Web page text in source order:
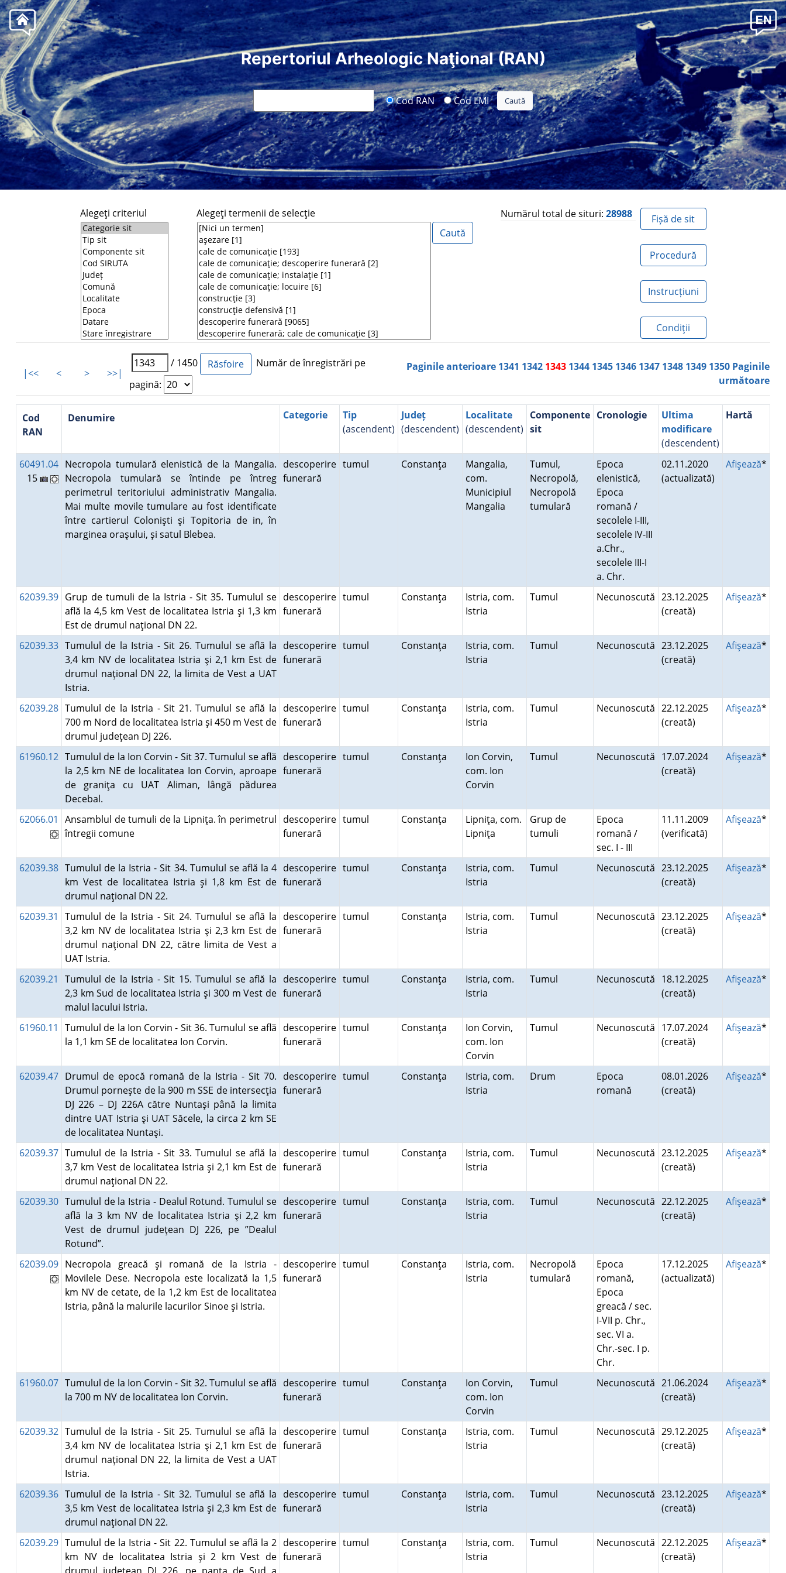
Repertoriul Arheologic Naţional (RAN)
Cod RAN Cod LMI
Alegeţi criteriul Alegeţi termenii de selecţie Numărul total de situri: 28988 Fișă de sit
Procedură
Instrucțiuni
Condiţii
|<< < > >>|
/ 1450
Număr de înregistrări pe
pagină:
Paginile anterioare 1341 1342 1343 1344 1345 1346 1347 1348 1349 1350 Paginile
următoare
Cod
RAN
Denumire Categorie
Tip
(ascendent)
Județ
(descendent)
Localitate
(descendent)
Componente
sit
Cronologie
Ultima
modificare
(descendent)
Hartă
60491.04
15
Necropola tumulară elenistică de la Mangalia.
Necropola tumulară se întinde pe întreg
perimetrul teritoriului administrativ Mangalia.
Mai multe movile tumulare au fost identificate
între cartierul Colonişti şi Topitoria de in, în
marginea oraşului, şi satul Blebea.
descoperire
funerară
tumul Constanţa
Mangalia,
com.
Municipiul
Mangalia
Tumul,
Necropolă,
Necropolă
tumulară
Epoca
elenistică,
Epoca
romană /
secolele I-III,
secolele IV-III
a.Chr.,
secolele III-I
a. Chr.
02.11.2020
(actualizată)
Afişează*
62039.39 Grup de tumuli de la Istria - Sit 35. Tumulul se
află la 4,5 km Vest de localitatea Istria şi 1,3 km
Est de drumul naţional DN 22.
descoperire
funerară
tumul Constanţa
Istria, com.
Istria
Tumul Necunoscută 23.12.2025
(creată)
Afişează*
62039.33 Tumulul de la Istria - Sit 26. Tumulul se află la
3,4 km NV de localitatea Istria şi 2,1 km Est de
drumul naţional DN 22, la limita de Vest a UAT
Istria.
descoperire
funerară
tumul Constanţa
Istria, com.
Istria
Tumul Necunoscută 23.12.2025
(creată)
Afişează*
62039.28 Tumulul de la Istria - Sit 21. Tumulul se află la
700 m Nord de localitatea Istria şi 450 m Vest de
drumul judeţean DJ 226.
descoperire
funerară
tumul Constanţa
Istria, com.
Istria
Tumul Necunoscută 22.12.2025
(creată)
Afişează*
61960.12 Tumulul de la Ion Corvin - Sit 37. Tumulul se află
la 2,5 km NE de localitatea Ion Corvin, aproape
de graniţa cu UAT Aliman, lângă pădurea
Decebal.
descoperire
funerară
tumul Constanţa
Ion Corvin,
com. Ion
Corvin
Tumul Necunoscută 17.07.2024
(creată)
Afişează*
62066.01
Ansamblul de tumuli de la Lipniţa. în perimetrul
întregii comune
descoperire
funerară
tumul Constanţa
Lipniţa, com.
Lipniţa
Grup de
tumuli
Epoca
romană /
sec. I - III
11.11.2009
(verificată)
Afişează*
62039.38 Tumulul de la Istria - Sit 34. Tumulul se află la 4
km Vest de localitatea Istria şi 1,8 km Est de
drumul naţional DN 22.
descoperire
funerară
tumul Constanţa
Istria, com.
Istria
Tumul Necunoscută 23.12.2025
(creată)
Afişează*
62039.31
Tumulul de la Istria - Sit 24. Tumulul se află la
3,2 km NV de localitatea Istria şi 2,3 km Est de
drumul naţional DN 22, către limita de Vest a
UAT Istria.
descoperire
funerară
tumul Constanţa
Istria, com.
Istria
Tumul Necunoscută 23.12.2025
(creată)
Afişează*
62039.21
Tumulul de la Istria - Sit 15. Tumulul se află la
2,3 km Sud de localitatea Istria şi 300 m Vest de
malul lacului Istria.
descoperire
funerară
tumul Constanţa
Istria, com.
Istria
Tumul Necunoscută 18.12.2025
(creată)
Afişează*
61960.11
Tumulul de la Ion Corvin - Sit 36. Tumulul se află
la 1,1 km SE de localitatea Ion Corvin.
descoperire
funerară
tumul Constanţa
Ion Corvin,
com. Ion
Corvin
Tumul Necunoscută 17.07.2024
(creată)
Afişează*
62039.47 Drumul de epocă romană de la Istria - Sit 70.
Drumul porneşte de la 900 m SSE de intersecţia
DJ 226 – DJ 226A către Nuntaşi până la limita
dintre UAT Istria şi UAT Săcele, la circa 2 km SE
de localitatea Nuntaşi.
descoperire
funerară
tumul Constanţa
Istria, com.
Istria
Drum
Epoca
romană
08.01.2026
(creată)
Afişează*
62039.37 Tumulul de la Istria - Sit 33. Tumulul se află la
3,7 km Vest de localitatea Istria şi 2,1 km Est de
drumul naţional DN 22.
descoperire
funerară
tumul Constanţa
Istria, com.
Istria
Tumul Necunoscută 23.12.2025
(creată)
Afişează*
62039.30 Tumulul de la Istria - Dealul Rotund. Tumulul se
află la 3 km NV de localitatea Istria şi 2,2 km
Vest de drumul judeţean DJ 226, pe ”Dealul
Rotund”.
descoperire
funerară
tumul Constanţa
Istria, com.
Istria
Tumul Necunoscută 22.12.2025
(creată)
Afişează*
62039.09 Necropola greacă şi romană de la Istria -
Movilele Dese. Necropola este localizată la 1,5
km NV de cetate, de la 1,2 km Est de localitatea
Istria, până la malurile lacurilor Sinoe şi Istria.
descoperire
funerară
tumul Constanţa
Istria, com.
Istria
Necropolă
tumulară
Epoca
romană,
Epoca
greacă / sec.
I-VII p. Chr.,
sec. VI a.
Chr.-sec. I p.
Chr.
17.12.2025
(actualizată)
Afişează*
61960.07 Tumulul de la Ion Corvin - Sit 32. Tumulul se află
la 700 m NV de localitatea Ion Corvin.
descoperire
funerară
tumul Constanţa
Ion Corvin,
com. Ion
Corvin
Tumul Necunoscută 21.06.2024
(creată)
Afişează*
62039.32 Tumulul de la Istria - Sit 25. Tumulul se află la
3,4 km NV de localitatea Istria şi 2,1 km Est de
drumul naţional DN 22, la limita de Vest a UAT
Istria.
descoperire
funerară
tumul Constanţa
Istria, com.
Istria
Tumul Necunoscută 29.12.2025
(creată)
Afişează*
62039.36 Tumulul de la Istria - Sit 32. Tumulul se află la
3,5 km Vest de localitatea Istria şi 2,3 km Est de
drumul naţional DN 22.
descoperire
funerară
tumul Constanţa
Istria, com.
Istria
Tumul Necunoscută 23.12.2025
(creată)
Afişează*
62039.29 Tumulul de la Istria - Sit 22. Tumulul se află la 2
km NV de localitatea Istria şi 2 km Vest de
descoperire
funerară
tumul Constanţa
Istria, com.
Istria
Tumul Necunoscută 22.12.2025
(creată)
Afişează*